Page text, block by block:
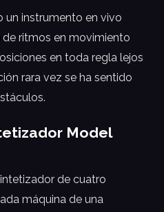
un instrumento en vivo
ritmos en movimiento
en toda regla lejos
rara vez se ha sentido
Model
de cuatro
máquina de una